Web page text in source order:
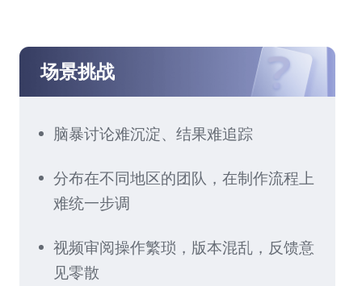
场景挑战
脑暴讨论难沉淀、结果难追踪
分布在不同地区的团队，在制作流程上
难统一步调
视频审阅操作繁琐，版本混乱，反馈意
见零散